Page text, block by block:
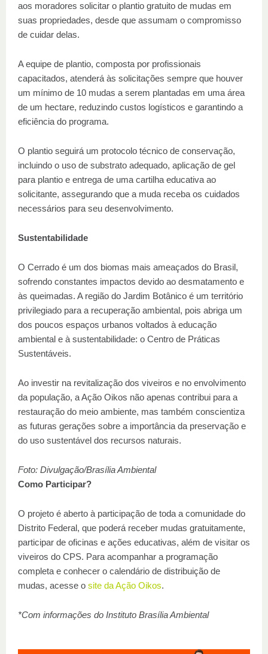
aos moradores solicitar o plantio gratuito de mudas em
suas propriedades, desde que assumam o compromisso
de cuidar delas.
A equipe de plantio, composta por profissionais
capacitados, atenderá às solicitações sempre que houver
um mínimo de 10 mudas a serem plantadas em uma área
de um hectare, reduzindo custos logísticos e garantindo a
eficiência do programa.
O plantio seguirá um protocolo técnico de conservação,
incluindo o uso de substrato adequado, aplicação de gel
para plantio e entrega de uma cartilha educativa ao
solicitante, assegurando que a muda receba os cuidados
necessários para seu desenvolvimento.
Sustentabilidade
O Cerrado é um dos biomas mais ameaçados do Brasil,
sofrendo constantes impactos devido ao desmatamento e
às queimadas. A região do Jardim Botânico é um território
privilegiado para a recuperação ambiental, pois abriga um
dos poucos espaços urbanos voltados à educação
ambiental e à sustentabilidade: o Centro de Práticas
Sustentáveis.
Ao investir na revitalização dos viveiros e no envolvimento
da população, a Ação Oikos não apenas contribui para a
restauração do meio ambiente, mas também conscientiza
as futuras gerações sobre a importância da preservação e
do uso sustentável dos recursos naturais.
Foto: Divulgação/Brasília Ambiental
Como Participar?
O projeto é aberto à participação de toda a comunidade do
Distrito Federal, que poderá receber mudas gratuitamente,
participar de oficinas e ações educativas, além de visitar os
viveiros do CPS. Para acompanhar a programação
completa e conhecer o calendário de distribuição de
mudas, acesse o site da Ação Oikos.
*Com informações do Instituto Brasília Ambiental